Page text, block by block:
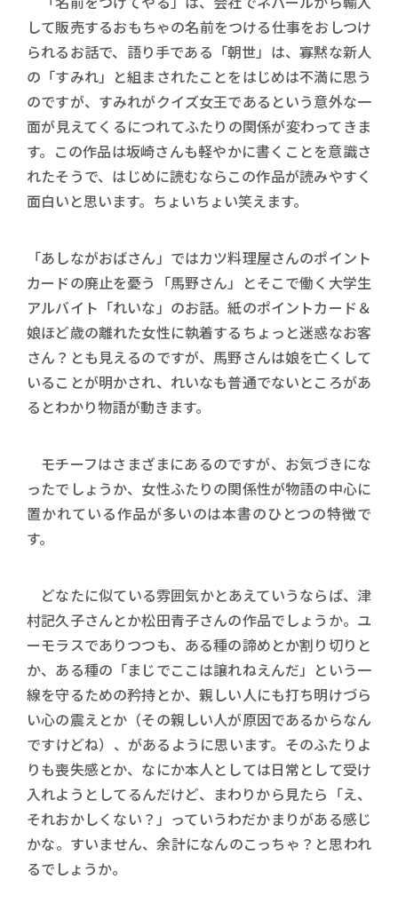
して販売するおもちゃの名前をつける仕事をおしつけ
られるお話で、語り手である「朝世」は、寡黙な新人
の「すみれ」と組まされたことをはじめは不満に思う
のですが、すみれがクイズ女王であるという意外な一
面が見えてくるにつれてふたりの関係が変わってきま
す。この作品は坂崎さんも軽やかに書くことを意識さ
れたそうで、はじめに読むならこの作品が読みやすく
面白いと思います。ちょいちょい笑えます。
「あしながおばさん」ではカツ料理屋さんのポイント
カードの廃止を憂う「馬野さん」とそこで働く大学生
アルバイト「れいな」のお話。紙のポイントカード＆
娘ほど歳の離れた女性に執着するちょっと迷惑なお客
さん？とも見えるのですが、馬野さんは娘を亡くして
いることが明かされ、れいなも普通でないところがあ
るとわかり物語が動きます。
モチーフはさまざまにあるのですが、お気づきにな
ったでしょうか、女性ふたりの関係性が物語の中心に
置かれている作品が多いのは本書のひとつの特徴で
す。
どなたに似ている雰囲気かとあえていうならば、津
村記久子さんとか松田青子さんの作品でしょうか。ユ
ーモラスでありつつも、ある種の諦めとか割り切りと
か、ある種の「まじでここは譲れねえんだ」という一
線を守るための矜持とか、親しい人にも打ち明けづら
い心の震えとか（その親しい人が原因であるからなん
ですけどね）、があるように思います。そのふたりよ
りも喪失感とか、なにか本人としては日常として受け
入れようとしてるんだけど、まわりから見たら「え、
それおかしくない？」っていうわだかまりがある感じ
かな。すいません、余計になんのこっちゃ？と思われ
るでしょうか。